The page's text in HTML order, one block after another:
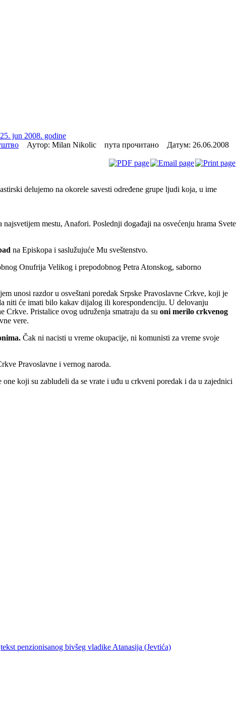
jun 2008. godine
Аутор: Milan Nikolic пута прочитано Датум: 26.06.2008
delujemo na okorele savesti određene grupe ljudi koja, u ime
mestu, Anafori. Poslednji događaji na osvećenju hrama Svete
na Episkopa i saslužujuće Mu sveštenstvo.
Onufrija Velikog i prepodobnog Petra Atonskog, saborno
unosi razdor u osveštani poredak Srpske Pravoslavne Crkve, koji je
niti će imati bilo kakav dijalog ili korespondenciju. U delovanju
Crkve. Pristalice ovog udruženja smatraju da su oni merilo crkvenog
vere.
Čak ni nacisti u vreme okupacije, ni komunisti za vreme svoje
Pravoslavne i vernog naroda.
one koji su zabludeli da se vrate i uđu u crkveni poredak i da u zajednici
tekst penzionisanog bivšeg vladike Atanasija (Jevtića)